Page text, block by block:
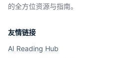
的全方位资源与指南。
友情链接
AI Reading Hub